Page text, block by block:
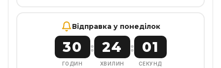
Відправка у понеділок
30
ГОДИН
: 24
ХВИЛИН
: 00
СЕКУНД